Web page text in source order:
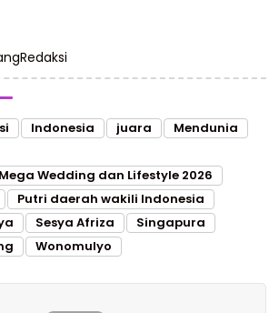
Indonesia juara
Mendunia
Wedding dan Lifestyle 2026
Putri daerah wakili Indonesia
Sesya Afriza
Singapura
Wonomulyo